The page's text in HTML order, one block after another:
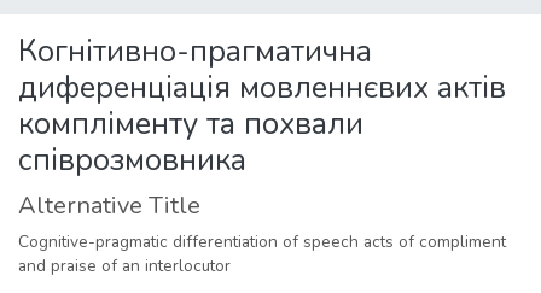
All of DSpace
Statistics
Когнітивно-прагматична
диференціація мовленнєвих актів
компліменту та похвали
співрозмовника
Alternative Title
Cognitive-pragmatic differentiation of speech acts of compliment
and praise of an interlocutor